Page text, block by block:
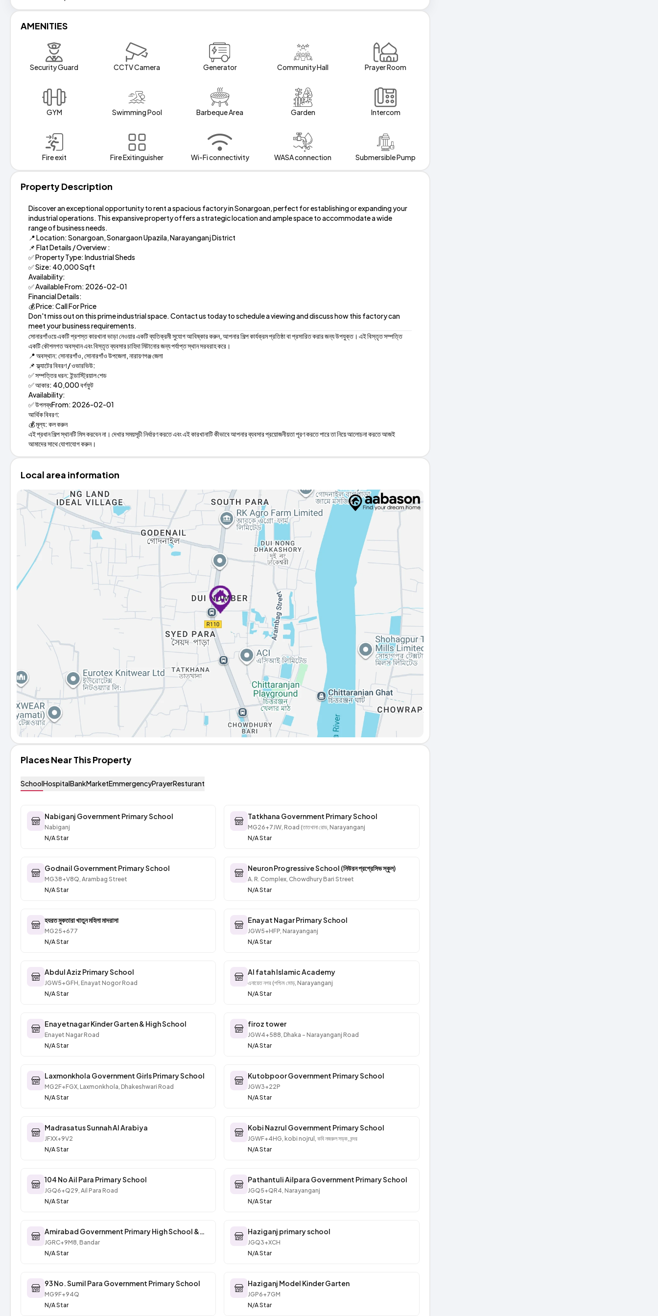
AMENITIES
Security Guard CCTV Camera Generator Community Hall Prayer Room
GYM Swimming Pool Barbeque Area Garden Intercom
Fire exit Fire Exitinguisher Wi-Fi connectivity WASA connection Submersible Pump
Property Description
Discover an exceptional opportunity to rent a spacious factory in Sonargoan, perfect for establishing or expanding your
industrial operations. This expansive property offers a strategic location and ample space to accommodate a wide
range of business needs.
📍 Location: Sonargoan, Sonargaon Upazila, Narayanganj District
📌 Flat Details / Overview :
✅ Property Type: Industrial Sheds
✅ Size: 40,000 Sqft
Availability:
✅ Available From: 2026-02-01
Financial Details:
💰 Price: Call For Price
Don't miss out on this prime industrial space. Contact us today to schedule a viewing and discuss how this factory can
meet your business requirements.
সোনারগাঁওয়ে একটি প্রশস্ত কারখানা ভাড়া নেওয়ার একটি ব্যতিক্রমী সুযোগ আবিষ্কার করুন, আপনার শিল্প কার্যক্রম প্রতিষ্ঠা বা প্রসারিত করার জন্য উপযুক্ত। এই বিস্তৃত সম্পত্তি
একটি কৌশলগত অবস্থান এবং বিস্তৃত ব্যবসার চাহিদা মিটানোর জন্য পর্যাপ্ত স্থান সরবরাহ করে।
📍 অবস্থান: সোনারগাঁও, সোনারগাঁও উপজেলা, নারায়ণগঞ্জ জেলা
📌 ফ্ল্যাটের বিবরণ / ওভারভিউ:
✅ সম্পত্তির ধরন: ইন্ডাস্ট্রিয়াল শেড
✅ আকার: 40,000 বর্গফুট
Availability:
✅ উপলব্ধFrom: 2026-02-01
আর্থিক বিবরণ:
💰 মূল্য: কল করুন
এই প্রধান শিল্প স্থানটি মিস করবেন না। দেখার সময়সূচী নির্ধারণ করতে এবং এই কারখানাটি কীভাবে আপনার ব্যবসার প্রয়োজনীয়তা পূরণ করতে পারে তা নিয়ে আলোচনা করতে আজই
আমাদের সাথে যোগাযোগ করুন।
Local area information
Places Near This Property
SchoolHospitalBankMarketEmmergencyPrayerResturant
Nabiganj Government Primary School
Nabiganj
N/A Star
Tatkhana Government Primary School
MG26+7JW, Road (তাতখানা রোড, Narayanganj
N/A Star
Godnail Government Primary School
MG38+V8Q, Arambag Street
N/A Star
Neuron Progressive School (নিউরন প্রগ্রেসিভ স্কুল)
A. R. Complex, Chowdhury Bari Street
N/A Star
হযরত মুকতারা খাতুন মহিলা মাদরাসা
MG25+677
N/A Star
Enayat Nagar Primary School
JGW5+HFP, Narayanganj
N/A Star
Abdul Aziz Primary School
JGW5+GFH, Enayat Nogor Road
N/A Star
Al fatah Islamic Academy
এনায়েত নগর (পশ্চিম মোড়, Narayanganj
N/A Star
Enayetnagar Kinder Garten & High School
Enayet Nagar Road
N/A Star
firoz tower
JGW4+588, Dhaka - Narayanganj Road
N/A Star
Laxmonkhola Government Girls Primary School
MG2F+FGX, Laxmonkhola, Dhakeshwari Road
N/A Star
Kutobpoor Government Primary School
JGW3+22P
N/A Star
Madrasatus Sunnah Al Arabiya
JFXX+9V2
N/A Star
Kobi Nazrul Government Primary School
JGWF+4HG, kobi nojrul, কবি নজরুল সড়ক, বন্দর
N/A Star
104 No Ail Para Primary School
JGQ6+Q29, Ail Para Road
N/A Star
Pathantuli Ailpara Government Primary School
JGQ5+QR4, Narayanganj
N/A Star
Amirabad Government Primary High School &
College
JGRC+9M8, Bandar
N/A Star
Haziganj primary school
JGQ3+XCH
N/A Star
93 No. Sumil Para Government Primary School
MG9F+94Q
N/A Star
Haziganj Model Kinder Garten
JGP6+7GM
N/A Star